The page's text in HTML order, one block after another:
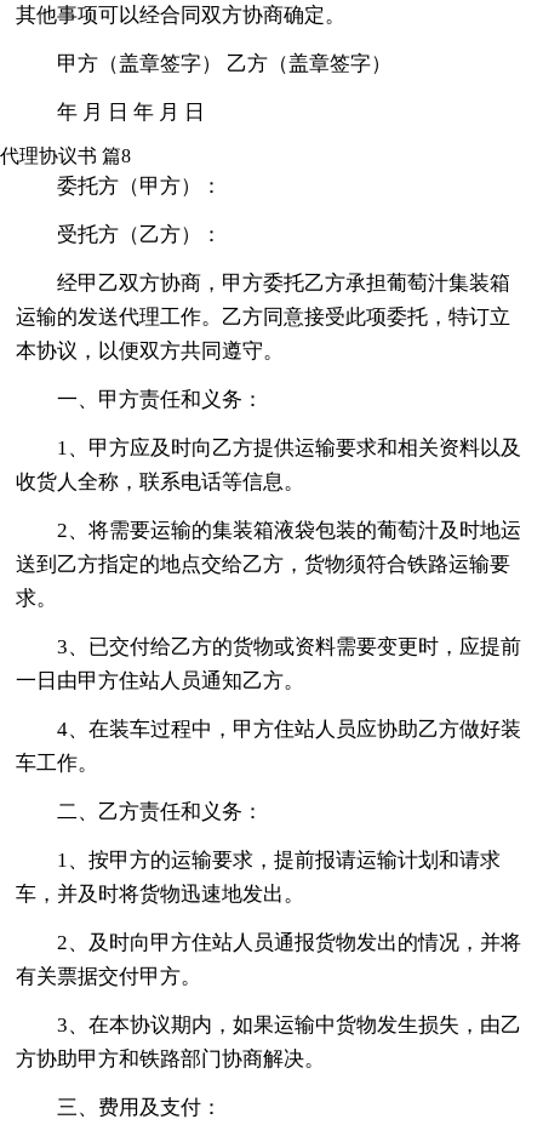
其他事项可以经合同双方协商确定。
甲方（盖章签字） 乙方（盖章签字）
年 月 日 年 月 日
代理协议书 篇8
委托方（甲方）：
受托方（乙方）：
经甲乙双方协商，甲方委托乙方承担葡萄汁集装箱
运输的发送代理工作。乙方同意接受此项委托，特订立
本协议，以便双方共同遵守。
一、甲方责任和义务：
1、甲方应及时向乙方提供运输要求和相关资料以及
收货人全称，联系电话等信息。
2、将需要运输的集装箱液袋包装的葡萄汁及时地运
送到乙方指定的地点交给乙方，货物须符合铁路运输要
求。
3、已交付给乙方的货物或资料需要变更时，应提前
一日由甲方住站人员通知乙方。
4、在装车过程中，甲方住站人员应协助乙方做好装
车工作。
二、乙方责任和义务：
1、按甲方的运输要求，提前报请运输计划和请求
车，并及时将货物迅速地发出。
2、及时向甲方住站人员通报货物发出的情况，并将
有关票据交付甲方。
3、在本协议期内，如果运输中货物发生损失，由乙
方协助甲方和铁路部门协商解决。
三、费用及支付：